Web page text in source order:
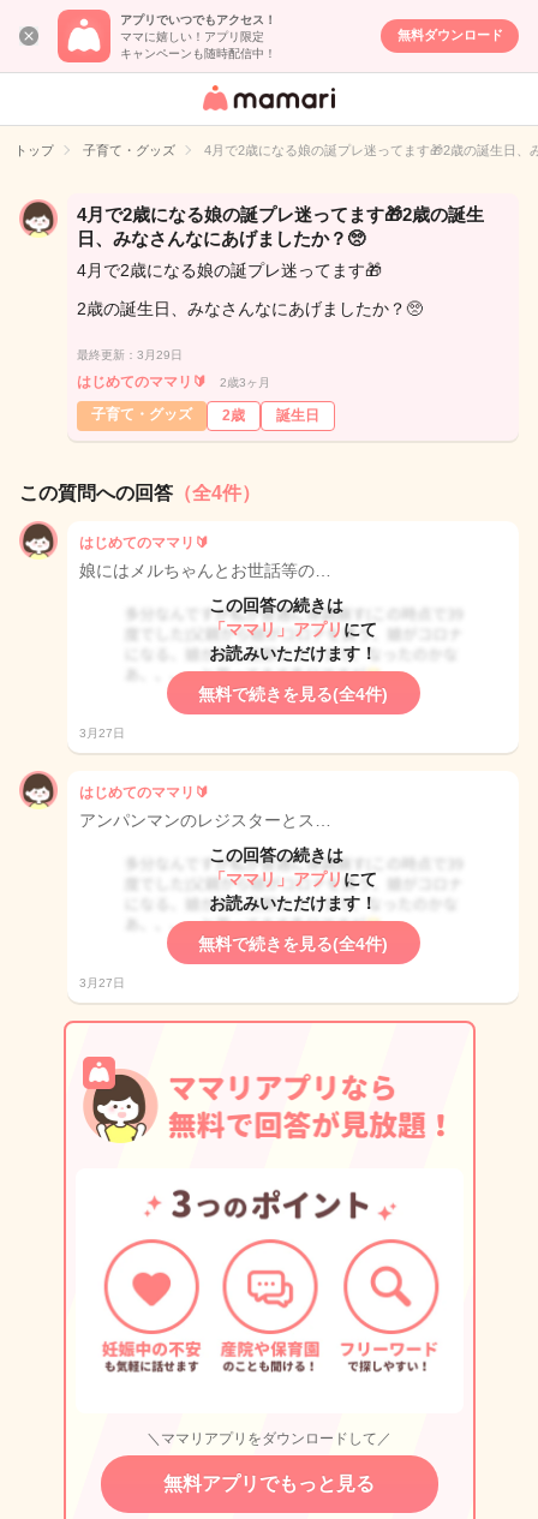
アプリでいつでもアクセス！
ママに嬉しい！アプリ限定
キャンペーンも随時配信中！
無料ダウンロード
女性専用匿名QA
イト
トップ 子育て・グッズ 4月で2歳になる娘の誕プレ迷ってます🎁2歳の誕生日、
4月で2歳になる娘の誕プレ迷ってます🎁2歳の誕生
日、みなさんなにあげましたか？🥺
4月で2歳になる娘の誕プレ迷ってます🎁
2歳の誕生日、みなさんなにあげましたか？🥺
最終更新：3月29日
はじめてのママリ🔰 2歳3ヶ月
子育て・グッズ 2歳 誕生日
この質問への回答 （全4件）
はじめてのママリ🔰
娘にはメルちゃんとお世話等の…
この回答の続きは
「ママリ」アプリ にて
お読みいただけます！
無料で続きを見る(全4件)
3月27日
はじめてのママリ🔰
アンパンマンのレジスターとス…
この回答の続きは
「ママリ」アプリ にて
お読みいただけます！
無料で続きを見る(全4件)
3月27日
＼ママリアプリをダウンロードして／
無料アプリでもっと見る